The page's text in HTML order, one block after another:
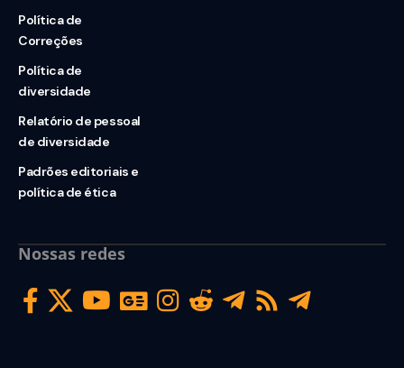
Política de
Correções
Política de
diversidade
Relatório de pessoal
de diversidade
Padrões editoriais e
política de ética
Nossas redes